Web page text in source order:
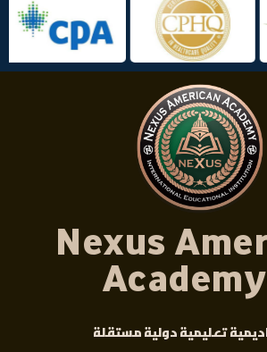
Nexus
تعليمية دولية مستقلة